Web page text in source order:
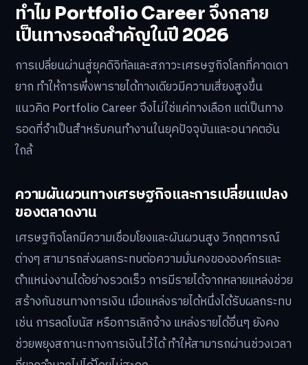
ทำไม Portfolio Career จึงกลาย
เป็นทางรอดสำคัญในปี 2026
การเปลี่ยนผ่านสู่ยุคดิจิทัลและสภาวะเศรษฐกิจโลกที่คาดเดา
ยาก ทำให้การพึ่งพารายได้ทางเดียวมีความเสี่ยงสูงขึ้น
แนวคิด Portfolio Career จึงไม่ใช่แค่ทางเลือก แต่เป็นทาง
รอดที่จำเป็นสำหรับคนทำงานในยุคปัจจุบันและอนาคตอัน
ใกล้
ความผันผวนทางเศรษฐกิจและการเปลี่ยนแปลง
ของตลาดงาน
เศรษฐกิจโลกมีความเชื่อมโยงและผันผวนสูง วิกฤตการณ์
ต่างๆ สามารถส่งผลกระทบต่อความมั่นคงขององค์กรและ
ตำแหน่งงานได้อย่างรวดเร็ว การมีรายได้จากหลายแหล่งช่วย
สร้างกันชนทางการเงิน เมื่อแหล่งรายได้หนึ่งได้รับผลกระทบ
เช่น การลดโบนัส หรือการเลิกจ้าง แหล่งรายได้อื่นๆ ยังคง
ช่วยพยุงสถานะทางการเงินไว้ได้ ทำให้สามารถผ่านช่วงเวลา